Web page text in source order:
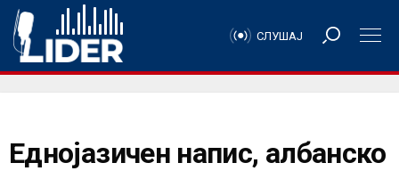
СЛУШАЈ
Еднојазичен напис, албанско